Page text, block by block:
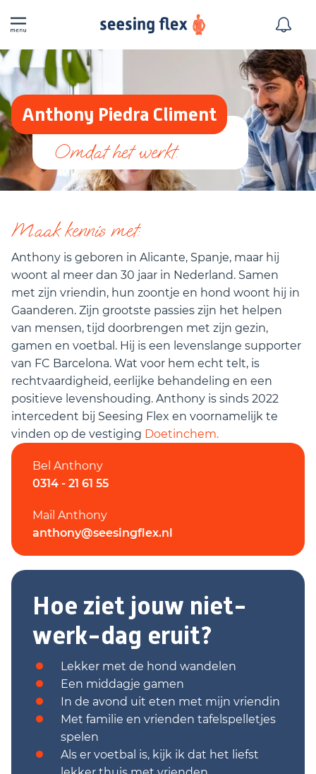
Anthony Piedra Climent
Maak kennis met:
Anthony is geboren in Alicante, Spanje, maar hij
woont al meer dan 30 jaar in Nederland. Samen
met zijn vriendin, hun zoontje en hond woont hij in
Gaanderen. Zijn grootste passies zijn het helpen
van mensen, tijd doorbrengen met zijn gezin,
gamen en voetbal. Hij is een levenslange supporter
van FC Barcelona. Wat voor hem echt telt, is
rechtvaardigheid, eerlijke behandeling en een
positieve levenshouding. Anthony is sinds 2022
intercedent bij Seesing Flex en voornamelijk te
vinden op de vestiging Doetinchem.
Bel Anthony
0314 - 21 61 55
Mail Anthony
anthony@seesingflex.nl
Hoe ziet jouw niet-
werk-dag eruit?
Lekker met de hond wandelen
Een middagje gamen
In de avond uit eten met mijn vriendin
Met familie en vrienden tafelspelletjes
spelen
Als er voetbal is, kijk ik dat het liefst